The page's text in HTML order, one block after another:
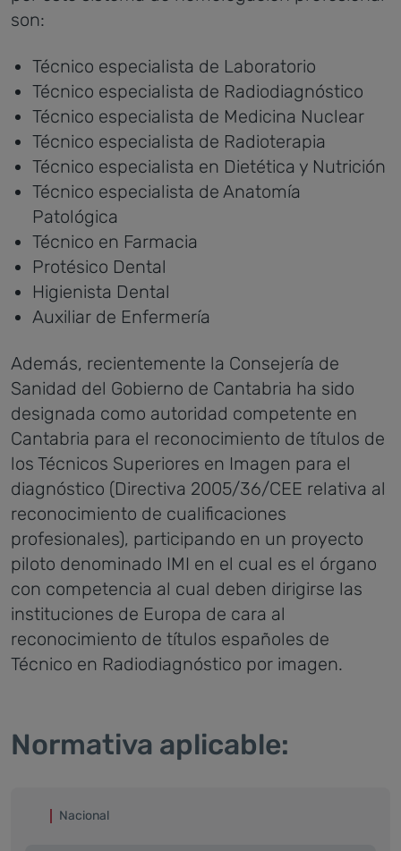
son:
Técnico especialista de Laboratorio
Técnico especialista de Radiodiagnóstico
Técnico especialista de Medicina Nuclear
Técnico especialista de Radioterapia
Técnico especialista en Dietética y Nutrición
Técnico especialista de Anatomía
Patológica
Técnico en Farmacia
Protésico Dental
Higienista Dental
Auxiliar de Enfermería
Además, recientemente la Consejería de
Sanidad del Gobierno de Cantabria ha sido
designada como autoridad competente en
Cantabria para el reconocimiento de títulos de
los Técnicos Superiores en Imagen para el
diagnóstico (Directiva 2005/36/CEE relativa al
reconocimiento de cualificaciones
profesionales), participando en un proyecto
piloto denominado IMI en el cual es el órgano
con competencia al cual deben dirigirse las
instituciones de Europa de cara al
reconocimiento de títulos españoles de
Técnico en Radiodiagnóstico por imagen.
Normativa aplicable:
Nacional